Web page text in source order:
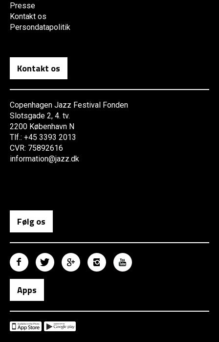
Presse
Kontakt os
Persondatapolitik
Kontakt os
Copenhagen Jazz Festival Fonden
Slotsgade 2, 4. tv.
2200 København N
Tlf.: +45 3393 2013
CVR: 75892616
information@jazz.dk
Følg os
Apps